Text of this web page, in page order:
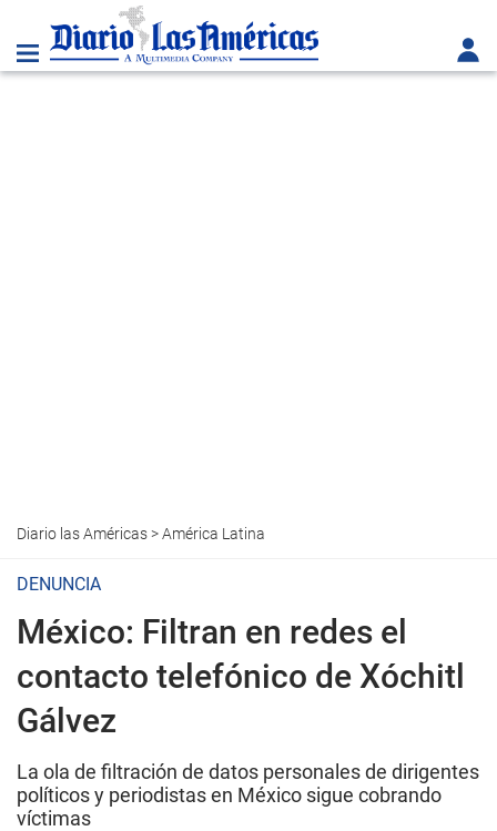
Diario las Américas>América Latina
DENUNCIA
México: Filtran en redes el
contacto telefónico de Xóchitl
Gálvez
La ola de filtración de datos personales de dirigentes
políticos y periodistas en México sigue cobrando
víctimas